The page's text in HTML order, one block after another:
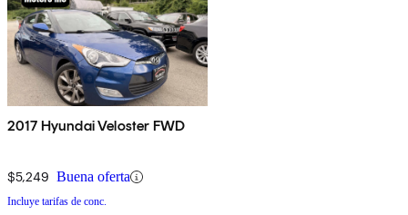
2017 Hyundai Veloster FWD
$5,249 Buena oferta
Incluye tarifas de conc.